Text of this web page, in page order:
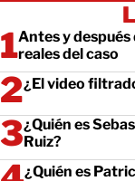
Antes y después
reales del caso
¿El video
¿Quién es
Ruiz?
¿Quién es